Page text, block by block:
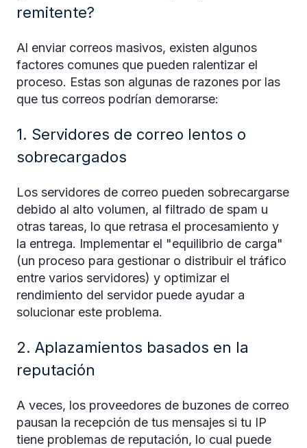
remitente?
Al enviar correos masivos, existen algunos
factores comunes que pueden ralentizar el
proceso. Estas son algunas de razones por las
que tus correos podrían demorarse:
1. Servidores de correo lentos o
sobrecargados
Los servidores de correo pueden sobrecargarse
debido al alto volumen, al filtrado de spam u
otras tareas, lo que retrasa el procesamiento y
la entrega. Implementar el "equilibrio de carga"
(un proceso para gestionar o distribuir el tráfico
entre varios servidores) y optimizar el
rendimiento del servidor puede ayudar a
solucionar este problema.
2. Aplazamientos basados en la
reputación
A veces, los proveedores de buzones de correo
pausan la recepción de tus mensajes si tu IP
tiene problemas de reputación, lo cual puede